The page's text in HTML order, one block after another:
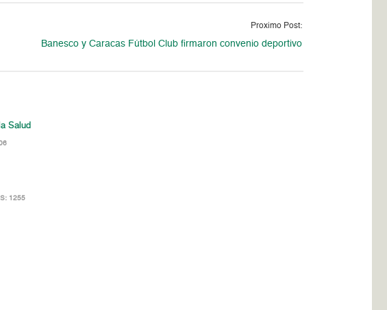
Proximo Post:
Banesco y Caracas Fútbol Club firmaron convenio deportivo
Salud
1255